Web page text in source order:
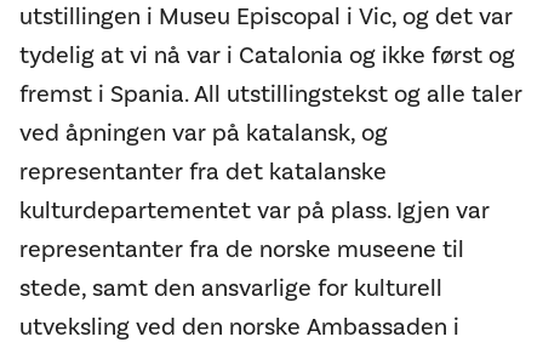
utstillingen i Museu Episcopal i Vic, og det var
tydelig at vi nå var i Catalonia og ikke først og
fremst i Spania. All utstillingstekst og alle taler
ved åpningen var på katalansk, og
representanter fra det katalanske
kulturdepartementet var på plass. Igjen var
representanter fra de norske museene til
stede, samt den ansvarlige for kulturell
utveksling ved den norske Ambassaden i